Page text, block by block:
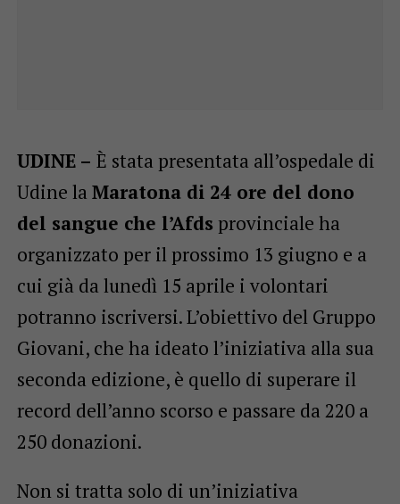
UDINE – È stata presentata all’ospedale di
Udine la Maratona di 24 ore del dono
del sangue che l’Afds provinciale ha
organizzato per il prossimo 13 giugno e a
cui già da lunedì 15 aprile i volontari
potranno iscriversi. L’obiettivo del Gruppo
Giovani, che ha ideato l’iniziativa alla sua
seconda edizione, è quello di superare il
record dell’anno scorso e passare da 220 a
250 donazioni.
Non si tratta solo di un’iniziativa